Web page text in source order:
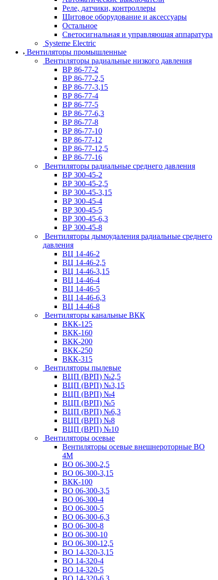
Реле, датчики, контроллеры
Щитовое оборудование и аксессуары
Остальное
Светосигнальная и управляющая аппаратура
Systeme Electric
Вентиляторы промышленные
Вентиляторы радиальные низкого давления
ВР 86-77-2
ВР 86-77-2,5
ВР 86-77-3,15
ВР 86-77-4
ВР 86-77-5
ВР 86-77-6,3
ВР 86-77-8
ВР 86-77-10
ВР 86-77-12
ВР 86-77-12,5
ВР 86-77-16
Вентиляторы радиальные среднего давления
ВР 300-45-2
ВР 300-45-2,5
ВР 300-45-3,15
ВР 300-45-4
ВР 300-45-5
ВР 300-45-6,3
ВР 300-45-8
Вентиляторы дымоудаления радиальные среднего
давления
ВЦ 14-46-2
ВЦ 14-46-2,5
ВЦ 14-46-3,15
ВЦ 14-46-4
ВЦ 14-46-5
ВЦ 14-46-6,3
ВЦ 14-46-8
Вентиляторы канальные ВКК
ВКК-125
ВКК-160
ВКК-200
ВКК-250
ВКК-315
Вентиляторы пылевые
ВЦП (ВРП) №2,5
ВЦП (ВРП) №3,15
ВЦП (ВРП) №4
ВЦП (ВРП) №5
ВЦП (ВРП) №6,3
ВЦП (ВРП) №8
ВЦП (ВРП) №10
Вентиляторы осевые
Вентиляторы осевые внешнероторные ВО
4М
ВО 06-300-2,5
ВО 06-300-3,15
ВКК-100
ВО 06-300-3,5
ВО 06-300-4
ВО 06-300-5
ВО 06-300-6,3
ВО 06-300-8
ВО 06-300-10
ВО 06-300-12,5
ВО 14-320-3,15
ВО 14-320-4
ВО 14-320-5
ВО 14-320-6,3